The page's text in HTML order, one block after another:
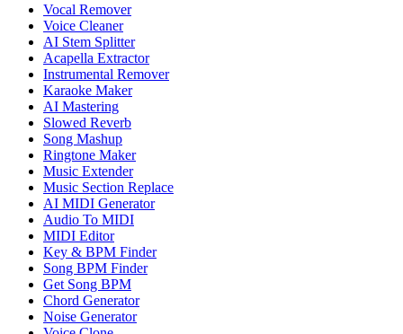
Vocal Remover
Voice Cleaner
AI Stem Splitter
Acapella Extractor
Instrumental Remover
Karaoke Maker
AI Mastering
Slowed Reverb
Song Mashup
Ringtone Maker
Music Extender
Music Section Replace
AI MIDI Generator
Audio To MIDI
MIDI Editor
Key & BPM Finder
Song BPM Finder
Get Song BPM
Chord Generator
Noise Generator